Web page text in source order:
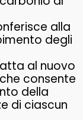
alla
degli
al nuovo
consente
della
di ciascun